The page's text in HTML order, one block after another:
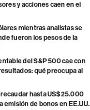
y acciones caen en el
mientras analistas se
fueron los pesos de la
del S&P 500 cae con
qué preocupa al
hasta US$25.000
emisión de bonos en EE.UU.